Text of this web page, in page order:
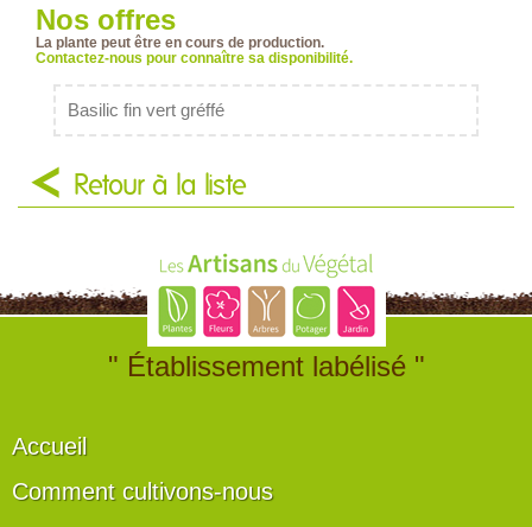
Nos offres
La plante peut être en cours de production.
Contactez-nous pour connaître sa disponibilité.
Basilic fin vert gréffé
Retour à la liste
" Établissement labélisé "
Accueil
Comment cultivons-nous